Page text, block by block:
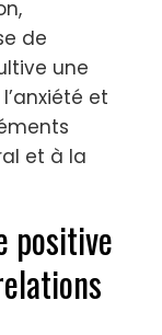
avantages
de
régulation
de
une
et